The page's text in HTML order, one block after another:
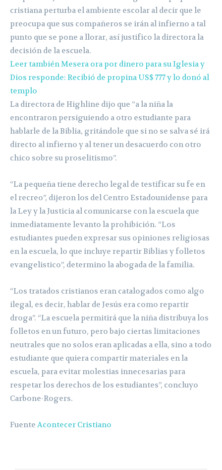
cristiana perturba el ambiente escolar al decir que le
preocupa que sus compañeros se irán al infierno a tal
punto que se pone a llorar, así justifico la directora la
decisión de la escuela.
Leer también Mesera ora por dinero para su Iglesia y
Dios responde: Recibió de propina US$ 777 y lo donó al
templo
La directora de Highline dijo que “a la niña la
encontraron persiguiendo a otro estudiante para
hablarle de la Biblia, gritándole que si no se salva sé irá
directo al infierno y al tener un desacuerdo con otro
chico sobre su proselitismo”.
“La pequeña tiene derecho legal de testificar su fe en
el recreo”, dijeron los del Centro Estadounidense para
la Ley y la Justicia al comunicarse con la escuela que
inmediatamente levanto la prohibición. “Los
estudiantes pueden expresar sus opiniones religiosas
en la escuela, lo que incluye repartir Biblias y folletos
evangelistico”, determino la abogada de la familia.
“Los tratados cristianos eran catalogados como algo
ilegal, es decir, hablar de Jesús era como repartir
droga”. “La escuela permitirá que la niña distribuya los
folletos en un futuro, pero bajo ciertas limitaciones
neutrales que no solos eran aplicadas a ella, sino a todo
estudiante que quiera compartir materiales en la
escuela, para evitar molestias innecesarias para
respetar los derechos de los estudiantes”, concluyo
Carbone-Rogers.
Fuente Acontecer Cristiano